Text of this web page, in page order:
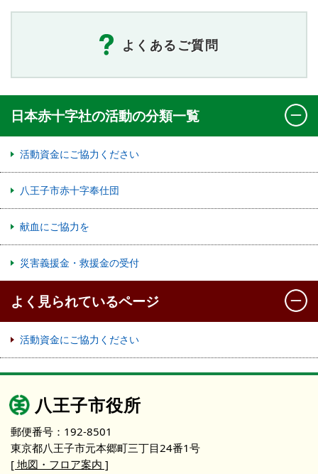
よくあるご質問
日本赤十字社の活動の分類一覧
活動資金にご協力ください
八王子市赤十字奉仕団
献血にご協力を
災害義援金・救援金の受付
よく見られているページ
活動資金にご協力ください
八王子市役所
郵便番号：192-8501
東京都八王子市元本郷町三丁目24番1号
[ 地図・フロア案内 ]